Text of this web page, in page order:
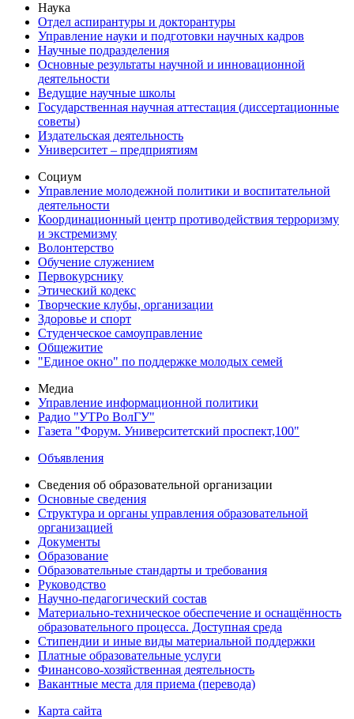
Наука
Отдел аспирантуры и докторантуры
Управление науки и подготовки научных кадров
Научные подразделения
Основные результаты научной и инновационной
деятельности
Ведущие научные школы
Государственная научная аттестация (диссертационные
советы)
Издательская деятельность
Университет – предприятиям
Социум
Управление молодежной политики и воспитательной
деятельности
Координационный центр противодействия терроризму
и экстремизму
Волонтерство
Обучение служением
Первокурснику
Этический кодекс
Творческие клубы, организации
Здоровье и спорт
Студенческое самоуправление
Общежитие
"Единое окно" по поддержке молодых семей
Медиа
Управление информационной политики
Радио "УТРо ВолГУ"
Газета "Форум. Университетский проспект,100"
Объявления
Сведения об образовательной организации
Основные сведения
Структура и органы управления образовательной
организацией
Документы
Образование
Образовательные стандарты и требования
Руководство
Научно-педагогический состав
Материально-техническое обеспечение и оснащённость
образовательного процесса. Доступная среда
Стипендии и иные виды материальной поддержки
Платные образовательные услуги
Финансово-хозяйственная деятельность
Вакантные места для приема (перевода)
Карта сайта